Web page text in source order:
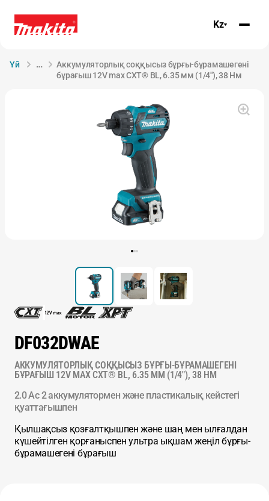
Kz
Үй
Аккумуляторлық соққысыз бұрғы-бұрамашегені
бұрағыш 12V max CXT® BL, 6.35 мм (1/4"), 38 Нм
DF032DWAE
АККУМУЛЯТОРЛЫҚ СОҚҚЫСЫЗ БҰРҒЫ-БҰРАМАШЕГЕНІ
БҰРАҒЫШ 12V MAX CXT® BL, 6.35 ММ (1/4"), 38 НМ
2.0 Ас 2 аккумулятормен және пластикалық кейстегі
қуаттағышпен
Қылшақсыз қозғалтқышпен және шаң мен ылғалдан
күшейтілген қорғаныспен ультра ықшам жеңіл бұрғы-
бұрамашегені бұрағыш